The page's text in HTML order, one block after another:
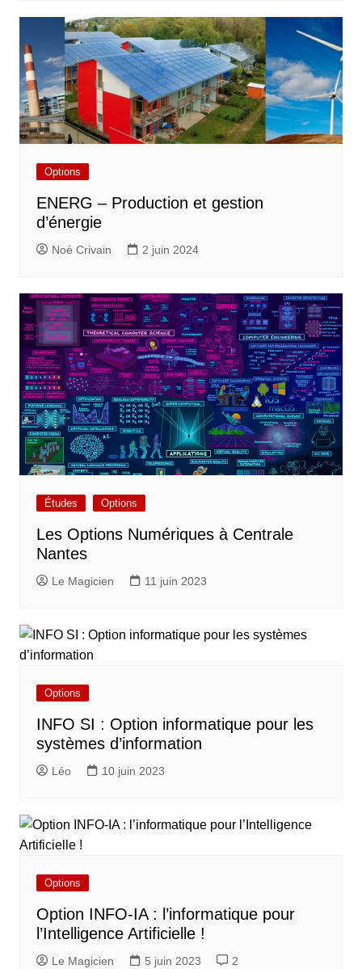
Options
ENERG – Production et gestion
d’énergie
Noé Crivain 2 juin 2024
Études Options
Les Options Numériques à Centrale
Nantes
Le Magicien 11 juin 2023
Options
INFO SI : Option informatique pour les
systèmes d’information
Léo 10 juin 2023
Options
Option INFO-IA : l’informatique pour
l’Intelligence Artificielle !
Le Magicien 5 juin 2023 2